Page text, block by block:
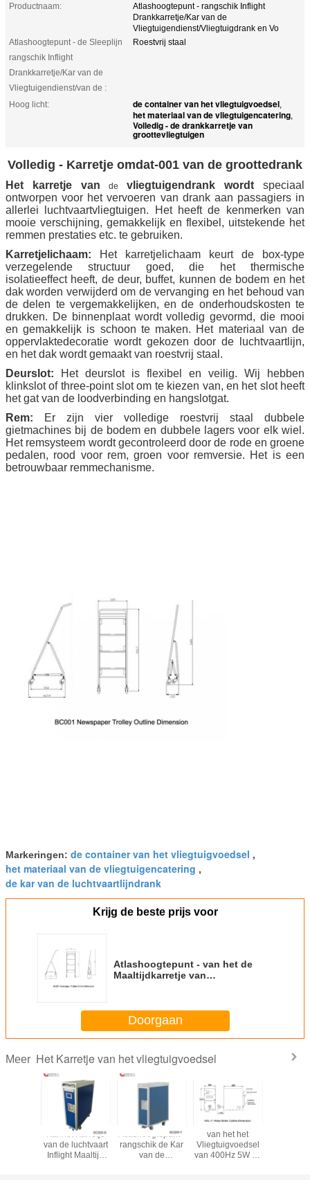
Productnaam:
Atlashoogtepunt - rangschik Inflight
Drankkarretje/Kar van de
Vliegtuigendienst/Vliegtuigdrank en Vo
Atlashoogtepunt - de Sleeplijn
rangschik Inflight
Drankkarretje/Kar van de
Vliegtuigendienst/van de :
Roestvrij staal
Hoog licht: de container van het vliegtuigvoedsel,
het materiaal van de vliegtuigencatering,
Volledig - de drankkarretje van
groottevliegtuigen
Volledig - Karretje omdat-001 van de groottedrank
Het karretje van de vliegtuigendrank wordt speciaal
ontworpen voor het vervoeren van drank aan passagiers in
allerlei luchtvaartvliegtuigen. Het heeft de kenmerken van
mooie verschijning, gemakkelijk en flexibel, uitstekende het
remmen prestaties etc. te gebruiken.
Karretjelichaam: Het karretjelichaam keurt de box-type
verzegelende structuur goed, die het thermische
isolatieeffect heeft, de deur, buffet, kunnen de bodem en het
dak worden verwijderd om de vervanging en het behoud van
de delen te vergemakkelijken, en de onderhoudskosten te
drukken. De binnenplaat wordt volledig gevormd, die mooi
en gemakkelijk is schoon te maken. Het materiaal van de
oppervlaktedecoratie wordt gekozen door de luchtvaartlijn,
en het dak wordt gemaakt van roestvrij staal.
Deurslot: Het deurslot is flexibel en veilig. Wij hebben
klinkslot of three-point slot om te kiezen van, en het slot heeft
het gat van de loodverbinding en hangslotgat.
Rem: Er zijn vier volledige roestvrij staal dubbele
gietmachines bij de bodem en dubbele lagers voor elk wiel.
Het remsysteem wordt gecontroleerd door de rode en groene
pedalen, rood voor rem, groen voor remversie. Het is een
betrouwbaar remmechanisme.
Markeringen: de container van het vliegtuigvoedsel ,
het materiaal van de vliegtuigencatering ,
de kar van de luchtvaartlijndrank
Krijg de beste prijs voor
Atlashoogtepunt - van het de
Maaltijdkarretje van
Doorgaan
Meer Het Karretje van het vliegtuigvoedsel
Kar/het Karretje
van de luchtvaart
Inflight Maaltijd
Atlashoogtepunt -
rangschik de Kar
van de
van het het
Vliegtuigvoedsel
van 400Hz 5W de